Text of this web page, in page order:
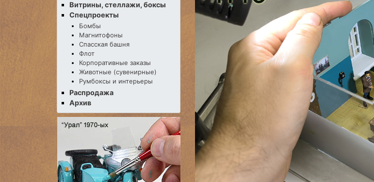
Витрины, стеллажи, боксы
Спецпроекты
Бомбы
Магнитофоны
Спасская башня
Флот
Корпоративные заказы
Животные (сувенирные)
Румбоксы и интерьеры
Распродажа
Архив